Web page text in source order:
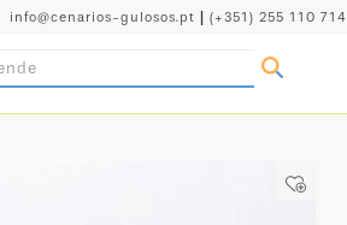
info@cenarios-gulosos.pt (+351) 255 110 714